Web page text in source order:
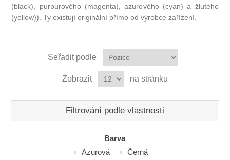
(black), purpurového (magenta), azurového (cyan) a žlutého
(yellow)). Ty existují originální přímo od výrobce zařízení.
Seřadit podle
Zobrazit na stránku
Filtrování podle vlastnosti
Barva
Azurová
Černá